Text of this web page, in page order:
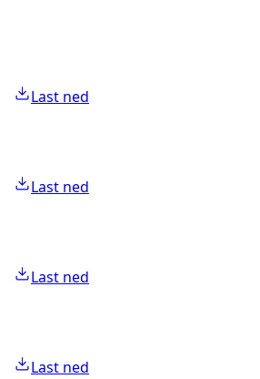
Last ned
Last ned
Last ned
Last ned